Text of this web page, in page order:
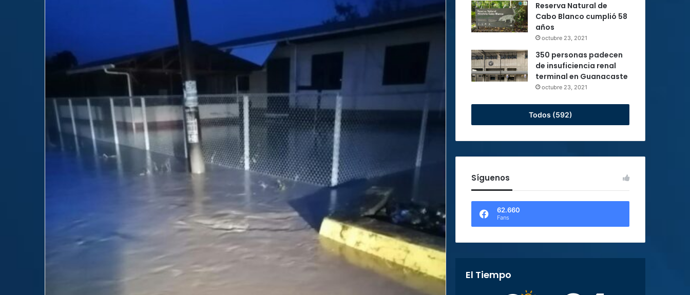
Reserva Natural de
Cabo Blanco cumplió 58
años
octubre 23, 2021
350 personas padecen
de insuficiencia renal
terminal en Guanacaste
octubre 23, 2021
Todos (592)
Síguenos
62.660
Fans
El Tiempo